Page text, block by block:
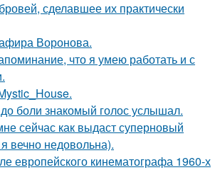
сделавшее их практически
Воронова.
что я умею работать и с
боли знакомый голос услышал.
сейчас как выдаст суперновый
вечно недовольна).
европейского кинематографа 1960-х